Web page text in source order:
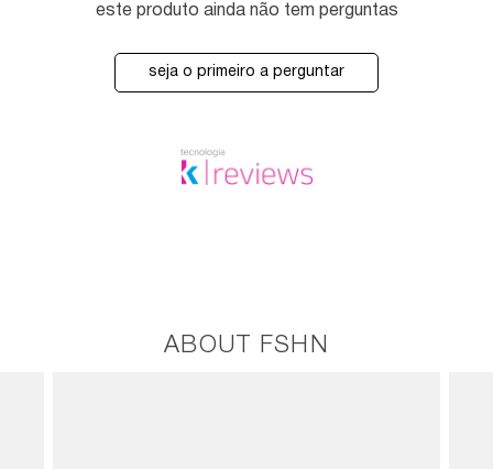
este produto ainda não tem perguntas
seja o primeiro a perguntar
ABOUT FSHN